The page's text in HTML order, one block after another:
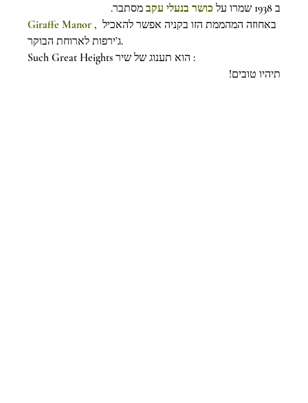
ב 1938 שמרו על
כושר בנעלי עקב מסתבר.
Giraffe Manor , באחוזה המהממת הזו בקניה אפשר להאכיל
ג’ירפות לארוחת הבוקר.
Such Great Heights הוא תענוג של שיר :
תיהיו טובים!